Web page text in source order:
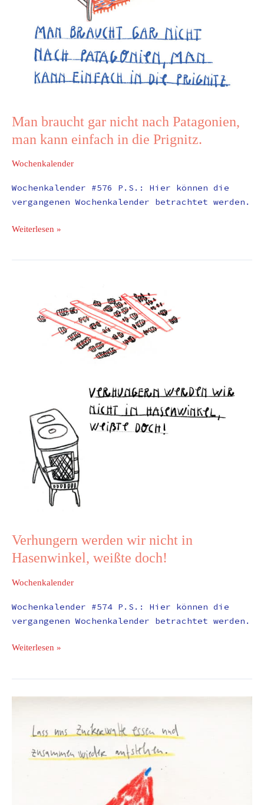
Man braucht gar nicht nach Patagonien,
man kann einfach in die Prignitz.
Wochenkalender
Wochenkalender #576 P.S.: Hier können die
vergangenen Wochenkalender betrachtet werden.
Weiterlesen »
Verhungern werden wir nicht in
Hasenwinkel, weißte doch!
Wochenkalender
Wochenkalender #574 P.S.: Hier können die
vergangenen Wochenkalender betrachtet werden.
Weiterlesen »